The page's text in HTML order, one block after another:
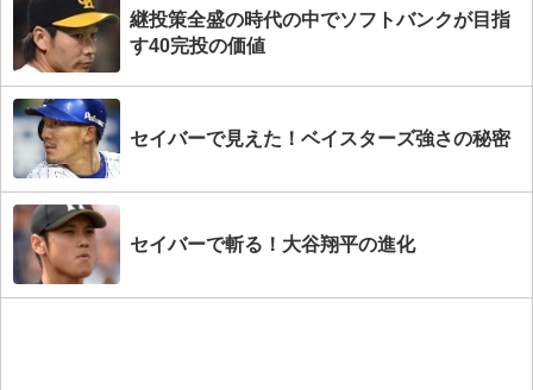
継投策全盛の時代の中でソフトバンクが目指
す40完投の価値
セイバーで見えた！ベイスターズ強さの秘密
セイバーで斬る！大谷翔平の進化